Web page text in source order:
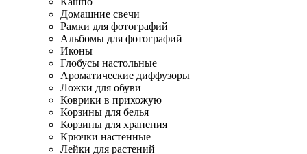
Домашние свечи
Рамки для фотографий
Альбомы для фотографий
Иконы
Глобусы настольные
Ароматические диффузоры
Ложки для обуви
Коврики в прихожую
Корзины для белья
Корзины для хранения
Крючки настенные
Лейки для растений